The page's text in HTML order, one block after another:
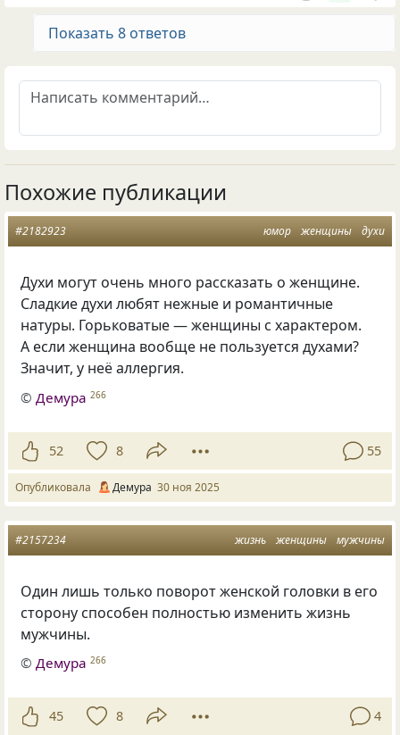
Показать 8 ответов
Похожие публикации
юмор женщины духи
#2182923
Духи могут очень много рассказать о женщине.
Сладкие духи любят нежные и романтичные
натуры. Горьковатые — женщины с характером.
А если женщина вообще не пользуется духами?
Значит, у неё аллергия.
© Демура 266
52 8 55
Опубликовала Демура 30 ноя 2025
жизнь женщины мужчины
#2157234
Один лишь только поворот женской головки в его
сторону способен полностью изменить жизнь
мужчины.
©Демура 266
45 8 4